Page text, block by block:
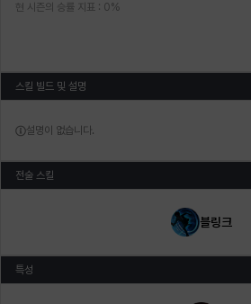
현 시즌의 승률 지표 : 0%
스킬 빌드 및 설명
설명이 없습니다.
전술 스킬
블링크
특성